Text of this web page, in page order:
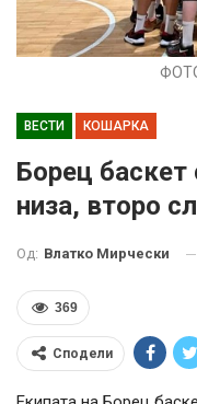
ВЕСТИ КОШАРКА
Борец баскет
низа, второ
Од: Влатко Мирчески
369
Сподели